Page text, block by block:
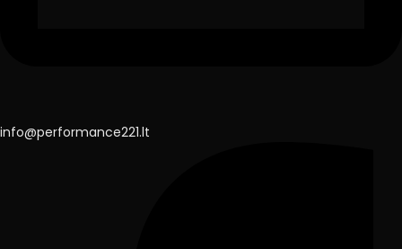
info@performance221.lt